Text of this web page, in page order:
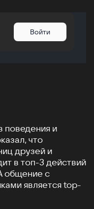
Войти
поведения и
что
друзей и
в топ-3 действий
общение с
является top-